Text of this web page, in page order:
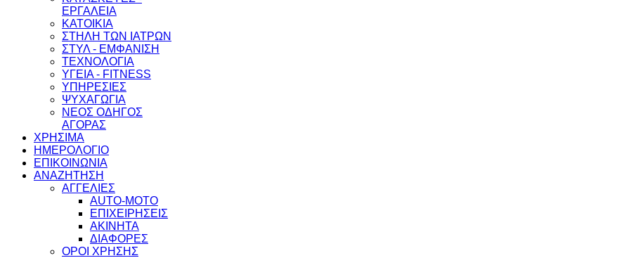
ΕΡΓΑΛΕΙΑ
ΚΑΤΟΙΚΙΑ
ΣΤΗΛΗ ΤΩΝ ΙΑΤΡΩΝ
ΣΤΥΛ - ΕΜΦΑΝΙΣΗ
ΤΕΧΝΟΛΟΓΙΑ
ΥΓΕΙΑ - FITNESS
ΥΠΗΡΕΣΙΕΣ
ΨΥΧΑΓΩΓΙΑ
ΝΕΟΣ ΟΔΗΓΟΣ
ΑΓΟΡΑΣ
ΧΡΗΣΙΜΑ
ΗΜΕΡΟΛΟΓΙΟ
ΕΠΙΚΟΙΝΩΝΙΑ
ΑΝΑΖΗΤΗΣΗ
ΑΓΓΕΛΙΕΣ
AUTO-MOTO
ΕΠΙΧΕΙΡΗΣΕΙΣ
ΑΚΙΝΗΤΑ
ΔΙΑΦΟΡΕΣ
ΟΡΟΙ ΧΡΗΣΗΣ